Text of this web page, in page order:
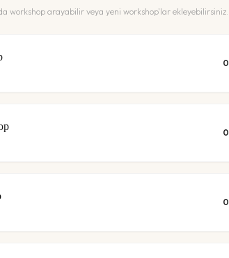
workshop arayabilir veya yeni workshop'lar ekleyebilirsiniz.
0
0
0